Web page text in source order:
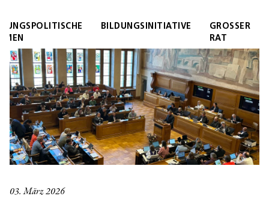
BILDUNGSINITIATIVE
GROSSER
RAT
03. März 2026